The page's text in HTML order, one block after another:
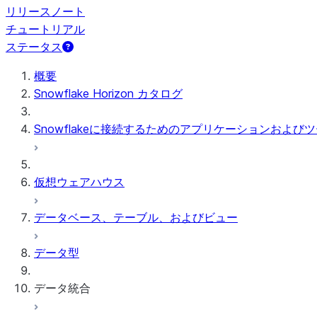
リリースノート
チュートリアル
ステータス
概要
Snowflake Horizon カタログ
Snowflakeに接続するためのアプリケーションおよび
仮想ウェアハウス
データベース、テーブル、およびビュー
データ型
データ統合